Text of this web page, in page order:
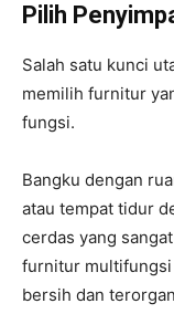
Pilih
Salah satu kunci
memilih furnitur
fungsi.
Bangku dengan
atau tempat tidur
cerdas yang
furnitur multifungsi
bersih dan